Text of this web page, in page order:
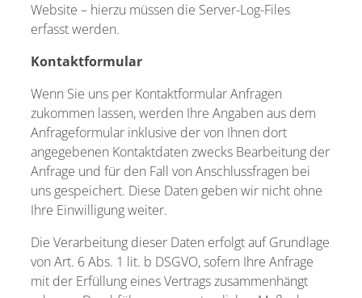
Website – hierzu müssen die Server-Log-Files
erfasst werden.
Kontaktformular
Wenn Sie uns per Kontaktformular Anfragen
zukommen lassen, werden Ihre Angaben aus dem
Anfrageformular inklusive der von Ihnen dort
angegebenen Kontaktdaten zwecks Bearbeitung der
Anfrage und für den Fall von Anschlussfragen bei
uns gespeichert. Diese Daten geben wir nicht ohne
Ihre Einwilligung weiter.
Die Verarbeitung dieser Daten erfolgt auf Grundlage
von Art. 6 Abs. 1 lit. b DSGVO, sofern Ihre Anfrage
mit der Erfüllung eines Vertrags zusammenhängt